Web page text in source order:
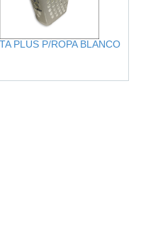
PLUS P/ROPA BLANCO